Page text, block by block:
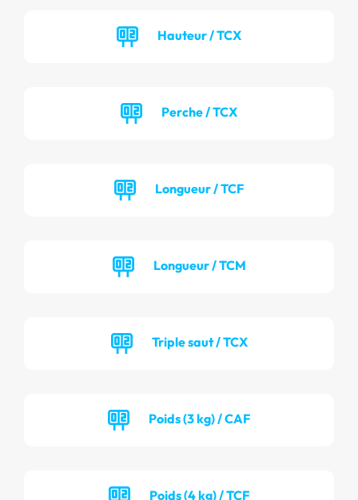
Hauteur / TCX
Perche / TCX
Longueur / TCF
Longueur / TCM
Triple saut / TCX
Poids (3 kg) / CAF
Poids (4 kg) / TCF